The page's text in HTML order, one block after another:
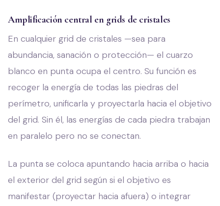
Amplificación central en grids de cristales
En cualquier grid de cristales —sea para
abundancia, sanación o protección— el cuarzo
blanco en punta ocupa el centro. Su función es
recoger la energía de todas las piedras del
perímetro, unificarla y proyectarla hacia el objetivo
del grid. Sin él, las energías de cada piedra trabajan
en paralelo pero no se conectan.
La punta se coloca apuntando hacia arriba o hacia
el exterior del grid según si el objetivo es
manifestar (proyectar hacia afuera) o integrar